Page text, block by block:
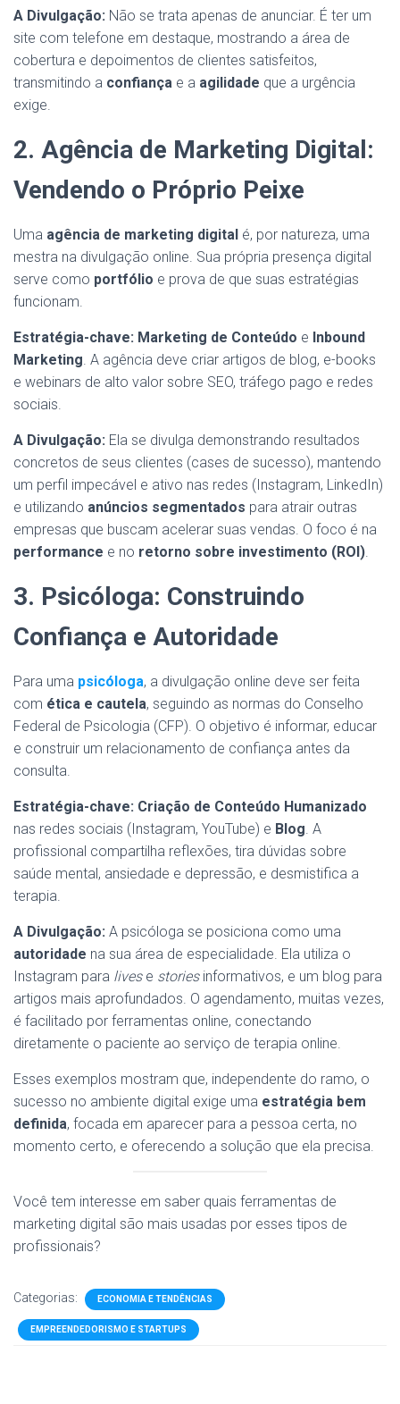
A Divulgação: Não se trata apenas de anunciar. É ter um
site com telefone em destaque, mostrando a área de
cobertura e depoimentos de clientes satisfeitos,
transmitindo a confiança e a agilidade que a urgência
exige.
2. Agência de Marketing Digital:
Vendendo o Próprio Peixe
Uma agência de marketing digital é, por natureza, uma
mestra na divulgação online. Sua própria presença digital
serve como portfólio e prova de que suas estratégias
funcionam.
Estratégia-chave: Marketing de Conteúdo e Inbound
Marketing. A agência deve criar artigos de blog, e-books
e webinars de alto valor sobre SEO, tráfego pago e redes
sociais.
A Divulgação: Ela se divulga demonstrando resultados
concretos de seus clientes (cases de sucesso), mantendo
um perfil impecável e ativo nas redes (Instagram, LinkedIn)
e utilizando anúncios segmentados para atrair outras
empresas que buscam acelerar suas vendas. O foco é na
performance e no retorno sobre investimento (ROI).
3. Psicóloga: Construindo
Confiança e Autoridade
Para uma psicóloga, a divulgação online deve ser feita
com ética e cautela, seguindo as normas do Conselho
Federal de Psicologia (CFP). O objetivo é informar, educar
e construir um relacionamento de confiança antes da
consulta.
Estratégia-chave: Criação de Conteúdo Humanizado
nas redes sociais (Instagram, YouTube) e Blog. A
profissional compartilha reflexões, tira dúvidas sobre
saúde mental, ansiedade e depressão, e desmistifica a
terapia.
A Divulgação: A psicóloga se posiciona como uma
autoridade na sua área de especialidade. Ela utiliza o
Instagram para livese storiesinformativos, e um blog para
artigos mais aprofundados. O agendamento, muitas vezes,
é facilitado por ferramentas online, conectando
diretamente o paciente ao serviço de terapia online.
Esses exemplos mostram que, independente do ramo, o
sucesso no ambiente digital exige uma estratégia bem
definida, focada em aparecer para a pessoa certa, no
momento certo, e oferecendo a solução que ela precisa.
Você tem interesse em saber quais ferramentas de
marketing digital são mais usadas por esses tipos de
profissionais?
Categorias: ECONOMIA E TENDÊNCIAS
EMPREENDEDORISMO E STARTUPS